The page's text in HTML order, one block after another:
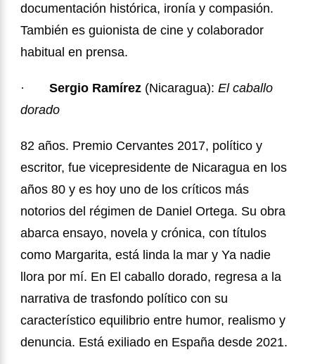
documentación histórica, ironía y compasión.
También es guionista de cine y colaborador
habitual en prensa.
· Sergio Ramírez (Nicaragua): El caballo
dorado
82 años. Premio Cervantes 2017, político y
escritor, fue vicepresidente de Nicaragua en los
años 80 y es hoy uno de los críticos más
notorios del régimen de Daniel Ortega. Su obra
abarca ensayo, novela y crónica, con títulos
como Margarita, está linda la mar y Ya nadie
llora por mí. En El caballo dorado, regresa a la
narrativa de trasfondo político con su
característico equilibrio entre humor, realismo y
denuncia. Está exiliado en España desde 2021.